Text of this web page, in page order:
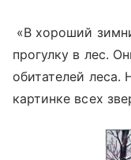
«В хороший
прогулку в лес.
обитателей леса.
картинке всех